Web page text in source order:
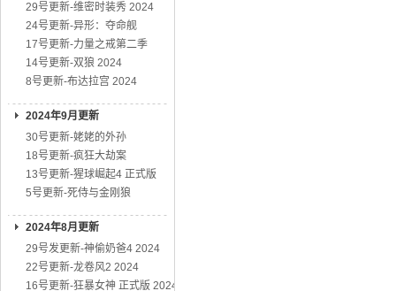
29号更新-维密时装秀 2024
24号更新-异形：夺命舰
17号更新-力量之戒第二季
14号更新-双狼 2024
8号更新-布达拉宫 2024
2024年9月更新
30号更新-姥姥的外孙
18号更新-疯狂大劫案
13号更新-猩球崛起4 正式版
5号更新-死侍与金刚狼
2024年8月更新
29号发更新-神偷奶爸4 2024
22号更新-龙卷风2 2024
16号更新-狂暴女神 正式版 2024